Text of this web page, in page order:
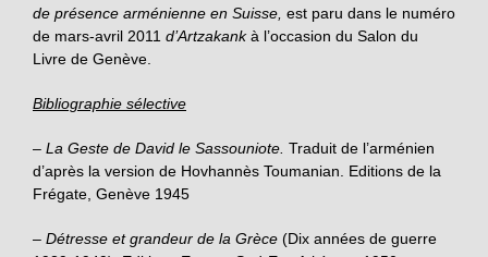
de présence arménienne en Suisse, est paru dans le numéro
de mars-avril 2011 d’Artzakankà l’occasion du Salon du
Livre de Genève.
Bibliographie sélective
– La Geste de David le Sassouniote. Traduit de l’arménien
d’après la version de Hovhannès Toumanian. Editions de la
Frégate, Genève 1945
– Détresse et grandeur de la Grèce (Dix années de guerre